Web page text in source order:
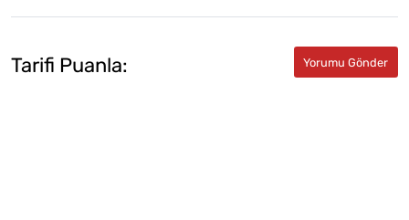
Tarifi Puanla: